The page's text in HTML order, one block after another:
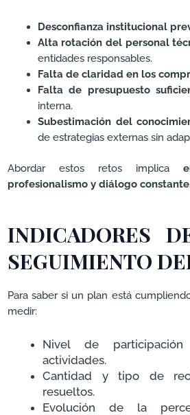
Desconfianza institucional
Alta rotación del personal
entidades responsables.
Falta de claridad en los
Falta de presupuesto
interna.
Subestimación del
de estrategias externas sin
Abordar estos retos implica
profesionalismo y diálogo constante
INDICADORES
SEGUIMIENTO
Para saber si un plan está
medir:
Nivel de
actividades.
Cantidad y tipo de
resueltos.
Evolución de la